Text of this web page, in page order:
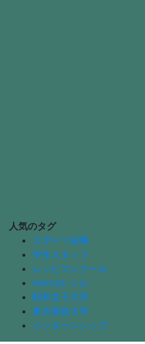
人気のタグ
スポーツ栄養
学生スタッフ
レシピコンクール
ranrunレシピ
昭和女子大学
東京家政大学
インターンシップ